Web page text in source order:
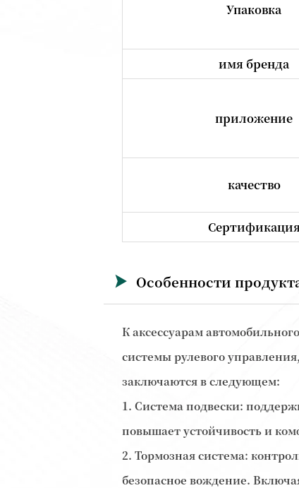
Упаковка
имя бренда
приложение
качество
 Особенности
К аксессуарам
системы рулевого
заключаются в следующем:
1. Система подвески:
повышает устойчивость и
2. Тормозная система:
безопасное вождение.